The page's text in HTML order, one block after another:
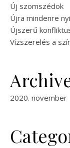
Új szomszédok
Újra mindenre
Újszerű
Vízszerelés a
2020. november